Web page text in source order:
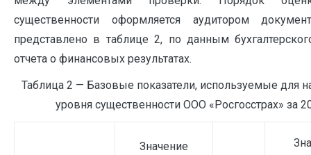
существенности оформляется аудитором
представлено в таблице 2, по данным
отчета о финансовых результатах.
Таблица 2 — Базовые показатели, используемые для
уровня существенности ООО «Росгосстрах» за
Значение